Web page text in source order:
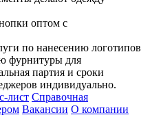
оптом с
по нанесению логотипов
фурнитуры для
партия и сроки
индивидуально.
лист Справочная
Вакансии О компании